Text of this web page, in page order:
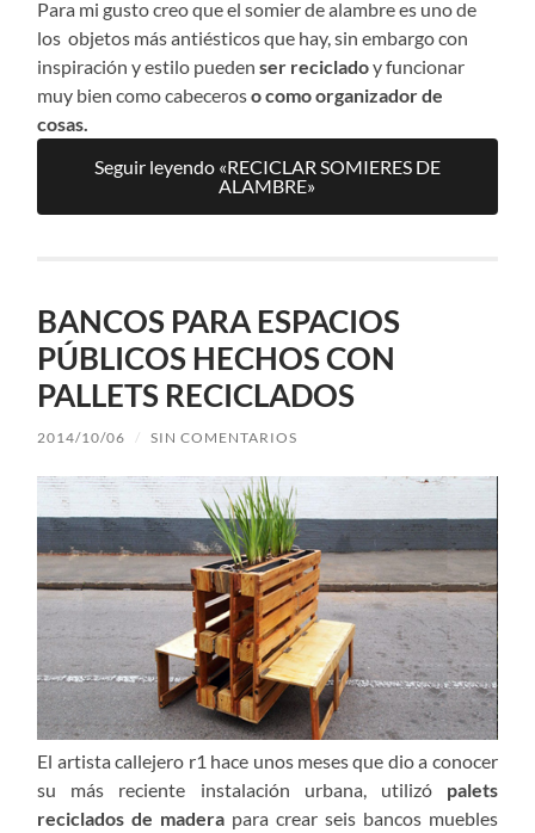
Para mi gusto creo que el somier de alambre es uno de
los objetos más antiésticos que hay, sin embargo con
inspiración y estilo puedenser recicladoy funcionar
muy bien como cabeceroso como organizador de
cosas.
Seguir leyendo «RECICLAR SOMIERES DE
ALAMBRE»
BANCOS PARA ESPACIOS
PÚBLICOS HECHOS CON
PALLETS RECICLADOS
2014/10/06 / SIN COMENTARIOS
El artista callejero r1 hace unos meses que dio a conocer
su
más reciente instalación urbana, utilizó
palets
reciclados de madera para crear seis bancos muebles